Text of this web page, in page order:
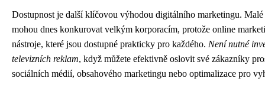
Dostupnost je další klíčovou výhodou digitálního marketingu.
mohou dnes konkurovat velkým korporacím, protože online
nástroje, které jsou dostupné prakticky pro každého. Není nutné
televizních reklam, když můžete efektivně oslovit své zákazníky
sociálních médií, obsahového marketingu nebo optimalizace pro